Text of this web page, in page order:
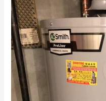
约
法
拉
盛
疏
通
下